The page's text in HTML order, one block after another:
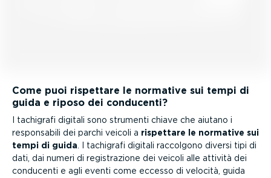
Come puoi rispettare le normative sui tempi di
guida e riposo dei conducenti?
I tachigrafi digitali sono strumenti chiave che aiutano i
respon­sabili dei parchi veicoli a rispettare le normative sui
tempi di guida. I tachigrafi digitali raccolgono diversi tipi di
dati, dai numeri di registra­zione dei veicoli alle attività dei
conducenti e agli eventi come eccesso di velocità, guida